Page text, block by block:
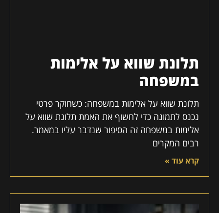
תלונת שווא על אלימות
במשפחה
תלונת שווא על אלימות במשפחה: כשחוקר פרטי
נכנס לתמונה כדי לחשוף את האמת תלונת שווא על
אלימות במשפחה זה הסיפור שנדבר עליו במאמר.
רבים המקרים
קרא עוד »